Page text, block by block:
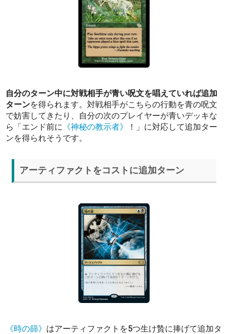
自分のターン中に対戦相手が青い呪文を唱えていれば追加
ターンを得られます。対戦相手がこちらの行動を青の呪文
で妨害してきたり、自分の次のプレイヤーが青いデッキな
ら「エンド前に 《神秘の教示者》
！」に対応して追加ター
ンを得られそうです。
アーティファクトをコストに追加ターン
《時の篩》 はアーティファクトを5つ生け贄に捧げて追加タ